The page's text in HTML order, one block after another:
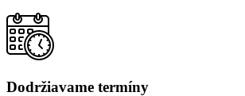
Dodržiavame termíny